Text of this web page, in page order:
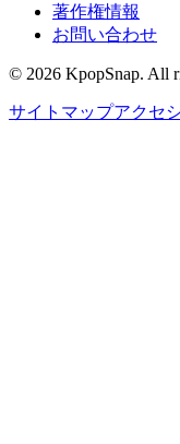
著作権情報
お問い合わせ
© 2026 KpopSnap. All
サイトマップアクセ